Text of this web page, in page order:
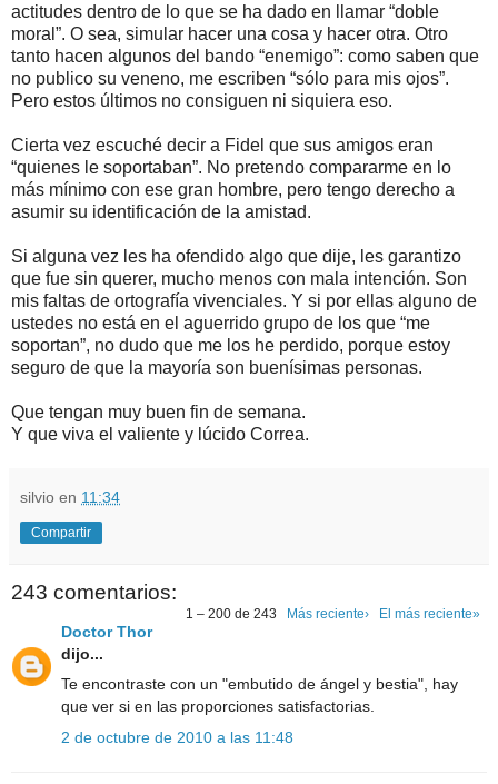
actitudes dentro de lo que se ha dado en llamar “doble
moral”. O sea, simular hacer una cosa y hacer otra. Otro
tanto hacen algunos del bando “enemigo”: como saben que
no publico su veneno, me escriben “sólo para mis ojos”.
Pero estos últimos no consiguen ni siquiera eso.
Cierta vez escuché decir a Fidel que sus amigos eran
“quienes le soportaban”. No pretendo compararme en lo
más mínimo con ese gran hombre, pero tengo derecho a
asumir su identificación de la amistad.
Si alguna vez les ha ofendido algo que dije, les garantizo
que fue sin querer, mucho menos con mala intención. Son
mis faltas de ortografía vivenciales. Y si por ellas alguno de
ustedes no está en el aguerrido grupo de los que “me
soportan”, no dudo que me los he perdido, porque estoy
seguro de que la mayoría son buenísimas personas.
Que tengan muy buen fin de semana.
Y que viva el valiente y lúcido Correa.
silvio en 11:34
Compartir
243 comentarios:
1 – 200 de 243 Más reciente› El más reciente»
Doctor Thor
dijo...
Te encontraste con un "embutido de ángel y bestia", hay
que ver si en las proporciones satisfactorias.
2 de octubre de 2010 a las 11:48